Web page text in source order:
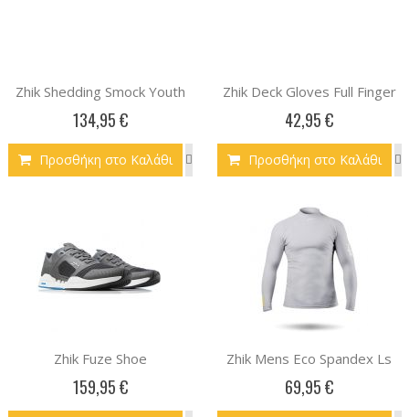
Zhik Shedding Smock Youth
134,95 €
Προσθήκη στο Καλάθι
Zhik Deck Gloves Full Finger
42,95 €
Προσθήκη στο Καλάθι
Zhik Fuze Shoe
159,95 €
Zhik Mens Eco Spandex Ls
69,95 €